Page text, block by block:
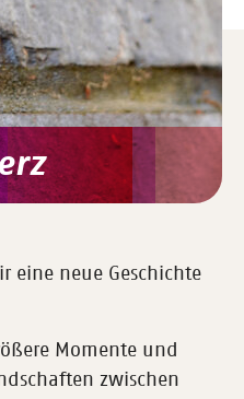
eine neue Geschichte
Momente und
zwischen